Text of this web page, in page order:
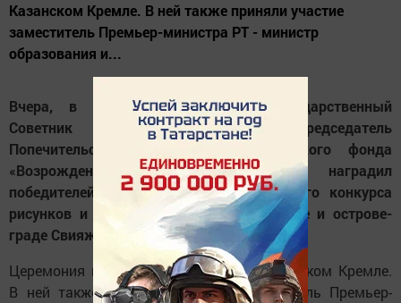
Казанском Кремле. В ней также приняли участие
заместитель Премьер-министра РТ - министр
образования и...
Вчера, в День защиты детей, Государственный
Советник Республики Татарстан, председатель
Попечительского совета Республиканского фонда
«Возрождение» Минтимер Шаймиев наградил
победителей и призеров республиканского конкурса
рисунков и сочинений о древнем Болгаре и острове-
граде Свияжск.
Церемония награждения прошла в Казанском Кремле.
В ней также приняли участие заместитель Премьер-